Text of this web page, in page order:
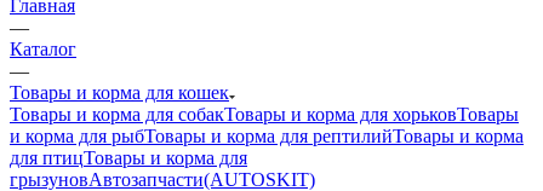
Главная
—
Каталог
—
Товары и корма для кошек
Товары и корма для собакТовары и корма для хорьковТовары
и корма для рыбТовары и корма для рептилийТовары и корма
для птицТовары и корма для
грызуновАвтозапчасти(AUTOSKIT)